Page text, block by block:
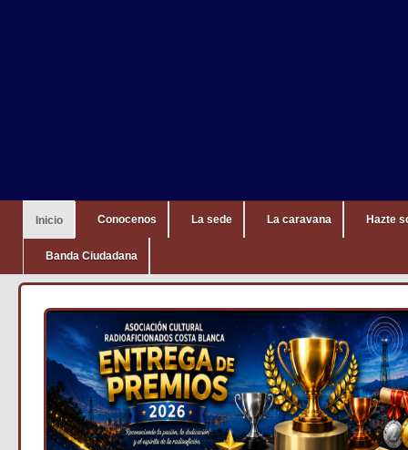
Inicio Conocenos La sede La caravana Hazte
Banda Ciudadana